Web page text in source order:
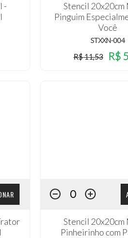
-
Stencil 20x20cm
Pinguim
Você
STXXN-004
R$ 11,53 R$
Stencil 20x20cm
Pinheirinho com